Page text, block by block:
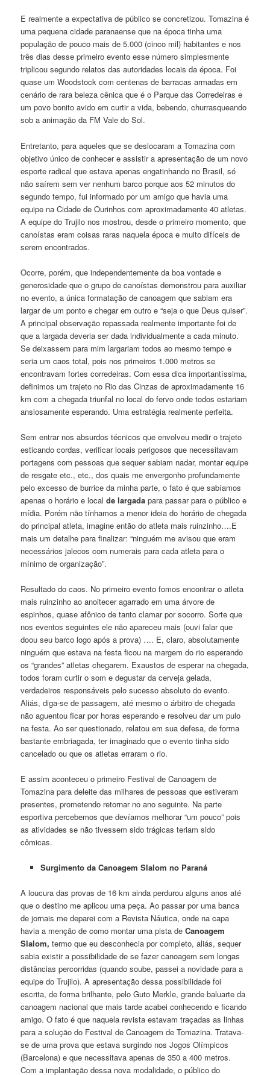
E realmente a expectativa de público se concretizou. Tomazina é
uma pequena cidade paranaense que na época tinha uma
população de pouco mais de 5.000 (cinco mil) habitantes e nos
três dias desse primeiro evento esse número simplesmente
triplicou segundo relatos das autoridades locais da época. Foi
quase um Woodstock com centenas de barracas armadas em
cenário de rara beleza cênica que é o Parque das Corredeiras e
um povo bonito avido em curtir a vida, bebendo, churrasqueando
sob a animação da FM Vale do Sol.
Entretanto, para aqueles que se deslocaram a Tomazina com
objetivo único de conhecer e assistir a apresentação de um novo
esporte radical que estava apenas engatinhando no Brasil, só
não saírem sem ver nenhum barco porque aos 52 minutos do
segundo tempo, fui informado por um amigo que havia uma
equipe na Cidade de Ourinhos com aproximadamente 40 atletas.
A equipe do Trujilo nos mostrou, desde o primeiro momento, que
canoístas eram coisas raras naquela época e muito difíceis de
serem encontrados.
Ocorre, porém, que independentemente da boa vontade e
generosidade que o grupo de canoístas demonstrou para auxiliar
no evento, a única formatação de canoagem que sabiam era
largar de um ponto e chegar em outro e “seja o que Deus quiser”.
A principal observação repassada realmente importante foi de
que a largada deveria ser dada individualmente a cada minuto.
Se deixassem para mim largariam todos ao mesmo tempo e
seria um caos total, pois nos primeiros 1.000 metros se
encontravam fortes corredeiras. Com essa dica importantíssima,
definimos um trajeto no Rio das Cinzas de aproximadamente 16
km com a chegada triunfal no local do fervo onde todos estariam
ansiosamente esperando. Uma estratégia realmente perfeita.
Sem entrar nos absurdos técnicos que envolveu medir o trajeto
esticando cordas, verificar locais perigosos que necessitavam
portagens com pessoas que sequer sabiam nadar, montar equipe
de resgate etc., etc., dos quais me envergonho profundamente
pelo excesso de burrice da minha parte, o fato é que sabíamos
apenas o horário e localde largada para passar para o público e
mídia. Porém não tínhamos a menor ideia do horário de chegada
do principal atleta, imagine então do atleta mais ruinzinho….E
mais um detalhe para finalizar: “ninguém me avisou que eram
necessários jalecos com numerais para cada atleta para o
mínimo de organização”.
Resultado do caos. No primeiro evento fomos encontrar o atleta
mais ruinzinho ao anoitecer agarrado em uma árvore de
espinhos, quase afônico de tanto clamar por socorro. Sorte que
nos eventos seguintes ele não apareceu mais (ouvi falar que
doou seu barco logo após a prova) …. E, claro, absolutamente
ninguém que estava na festa ficou na margem do rio esperando
os “grandes” atletas chegarem. Exaustos de esperar na chegada,
todos foram curtir o som e degustar da cerveja gelada,
verdadeiros responsáveis pelo sucesso absoluto do evento.
Aliás, diga-se de passagem, até mesmo o árbitro de chegada
não aguentou ficar por horas esperando e resolveu dar um pulo
na festa. Ao ser questionado, relatou em sua defesa, de forma
bastante embriagada, ter imaginado que o evento tinha sido
cancelado ou que os atletas erraram o rio.
E assim aconteceu o primeiro Festival de Canoagem de
Tomazina para deleite das milhares de pessoas que estiveram
presentes, prometendo retornar no ano seguinte. Na parte
esportiva percebemos que devíamos melhorar “um pouco” pois
as atividades se não tivessem sido trágicas teriam sido
cômicas.
Surgimento da Canoagem Slalom no Paraná
A loucura das provas de 16 km ainda perdurou alguns anos até
que o destino me aplicou uma peça. Ao passar por uma banca
de jornais me deparei com a Revista Náutica, onde na capa
havia a menção de como montar uma pista deCanoagem
Slalom,termo que eu desconhecia por completo, aliás, sequer
sabia existir a possibilidade de se fazer canoagem sem longas
distâncias percorridas (quando soube, passei a novidade para a
equipe do Trujilo). A apresentação dessa possibilidade foi
escrita, de forma brilhante, pelo Guto Merkle, grande baluarte da
canoagem nacional que mais tarde acabei conhecendo e ficando
amigo. O fato é que naquela revista estavam traçadas as linhas
para a solução do Festival de Canoagem de Tomazina. Tratava-
se de uma prova que estava surgindo nos Jogos Olímpicos
(Barcelona) e que necessitava apenas de 350 a 400 metros.
Com a implantação dessa nova modalidade, o público do